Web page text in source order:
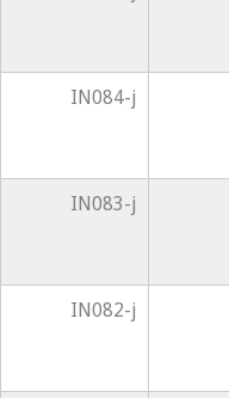
IN084-j
IN083-j
IN082-j